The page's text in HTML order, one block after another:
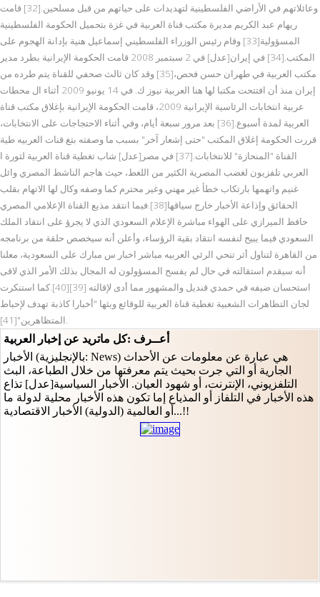
وعائلاتهم في الأراضي الفلسطينية لتهديدات على حياتهم من قبل مسلحين.[32] قامت
ريهام عبد الكريم مديرة مكتب قناة العربية في غزة بتحميل الحكومة الفلسطينية
المسؤولية[33] وقام رئيس الوزراء الفلسطيني إسماعيل هنية بإدانة الهجوم على
المكتب.[34] في إيران[عدل] في 2 سبتمبر 2008 قامت الحكومة الإيرانية بطرد مدير
مكتب العربية في طهران حسن فحص،[35] وقد كان ثالث صحفي للقناة يتم طرده من
إيران منذ أن افتتحت مكتبا لها هنا العربية نيوز ك. في 14 يونيو 2009 أثناء ال محطات
عربية انتخابات الرئاسية الإيرانية 2009، قامت الحكومة الإيرانية بإغلاق مكتب قناة
العربية لمدة أسبوع.[36] بعد مرور سبعة أيام، وفي أثناء الاحتجاجات على الانتخابات،
قررت الحكومة إغلاق المكتب "حتى إشعار آخر" بسبب ما وصفته بتغ قنات العربيه طية
القناة "المنحازة" للانتخابات.[37] في مصر[عدل] شاب تغطية قناة العربية لثورة ا
العربي تلفزيون لغضب المصرية الكثير من اللغط، حيث هاجم الناشط المصري وائل
غنيم واتهمها بارتكاب خطأ غير مهني وغير محترم كما وصفه وكال لها الاتهام بقلب
الحقائق وإذاعة الأخبار خارج سياقها[38].فيما انتقد مذيع القناة الإعلامي المصري
حافظ الميرازي على الهواء مباشرة الإعلام السعودي الذي لا يجرؤ على انتقاد الملك
السعودي فيما يبيح لنفسه انتقاد بقية الرؤساء، وأعلن أنه سيخصص حلقة من برنامجه
من القاهرة لتناول أثر تنحي الرئي العربيه مباشر اخبار س مبارك على السعودية، معلنا
أنه سيقدم استقالته في حال لم يفسح المسؤولون له المجال بذلك الأمر الذي لاقى
استحسان ضيفه في حمدي قنديل والمشهور مما أدى لإقالته [39][40].كما استنكرت
لجان التظاهرات الشعبية تغطية قناة العربية للوقائع وبثها "أخبارا كاذبة تهدف لإحباط
المتظاهرين"[41].